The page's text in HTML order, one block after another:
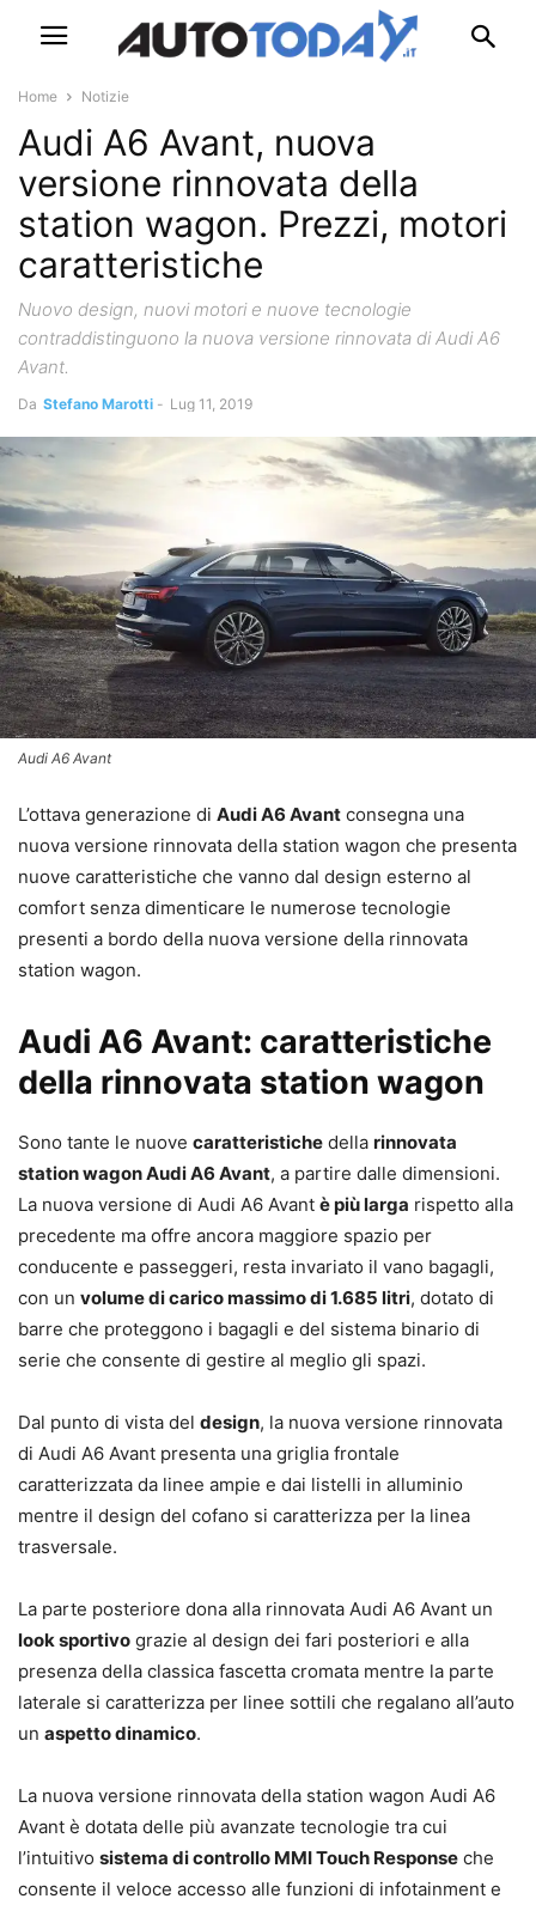
Home Notizie
Audi A6 Avant, nuova
versione rinnovata della
station wagon. Prezzi, motori
caratteristiche
Nuovo design, nuovi motori e nuove tecnologie
contraddistinguono la nuova versione rinnovata di Audi A6
Avant.
Da Stefano Marotti - Lug 11, 2019
Audi A6 Avant
L’ottava generazione di Audi A6 Avant consegna una
nuova versione rinnovata della station wagon che presenta
nuove caratteristiche che vanno dal design esterno al
comfort senza dimenticare le numerose tecnologie
presenti a bordo della nuova versione della rinnovata
station wagon.
Audi A6 Avant: caratteristiche
della rinnovata station wagon
Sono tante le nuove caratteristiche della rinnovata
station wagon Audi A6 Avant, a partire dalle dimensioni.
La nuova versione di Audi A6 Avant è più larga rispetto alla
precedente ma offre ancora maggiore spazio per
conducente e passeggeri, resta invariato il vano bagagli,
con un volume di carico massimo di 1.685 litri, dotato di
barre che proteggono i bagagli e del sistema binario di
serie che consente di gestire al meglio gli spazi.
Dal punto di vista del design, la nuova versione rinnovata
di Audi A6 Avant presenta una griglia frontale
caratterizzata da linee ampie e dai listelli in alluminio
mentre il design del cofano si caratterizza per la linea
trasversale.
La parte posteriore dona alla rinnovata Audi A6 Avant un
look sportivo grazie al design dei fari posteriori e alla
presenza della classica fascetta cromata mentre la parte
laterale si caratterizza per linee sottili che regalano all’auto
un aspetto dinamico.
La nuova versione rinnovata della station wagon Audi A6
Avant è dotata delle più avanzate tecnologie tra cui
l’intuitivo sistema di controllo MMI Touch Response che
consente il veloce accesso alle funzioni di infotainment e